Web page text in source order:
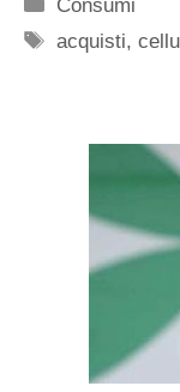
Consumi
Tag
acquisti,